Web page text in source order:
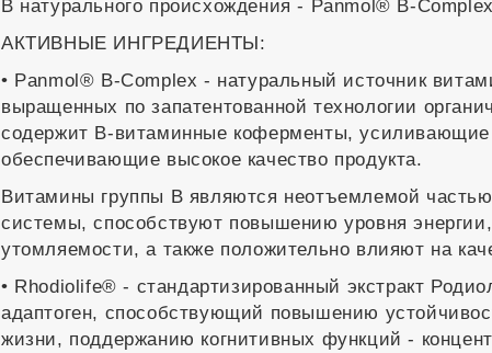
В натурального происхождения - Panmol® B-
АКТИВНЫЕ ИНГРЕДИЕНТЫ:
• Panmol® B-Complex - натуральный источник
выращенных по запатентованной технологии
содержит В-витаминные коферменты,
обеспечивающие высокое качество продукта.
Витамины группы В являются неотъемлемой
системы, способствуют повышению уровня
утомляемости, а также положительно влияют на
• Rhodiolife® - стандартизированный экстракт
адаптоген, способствующий повышению
жизни, поддержанию когнитивных функций -